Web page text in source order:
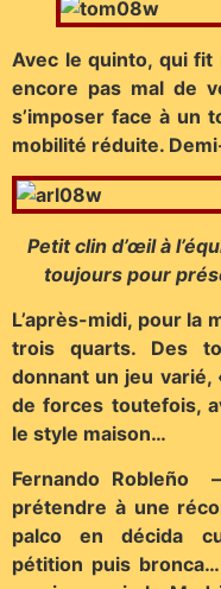
Avec le quinto, qui fit
encore pas mal de
s’imposer face à un
mobilité réduite.
Petit clin d’œil à
toujours pour
L’après-midi, pour la
trois quarts. Des
donnant un jeu varié,
de forces toutefois,
le style maison…
Fernando Robleño
prétendre à une
palco en décida
pétition puis